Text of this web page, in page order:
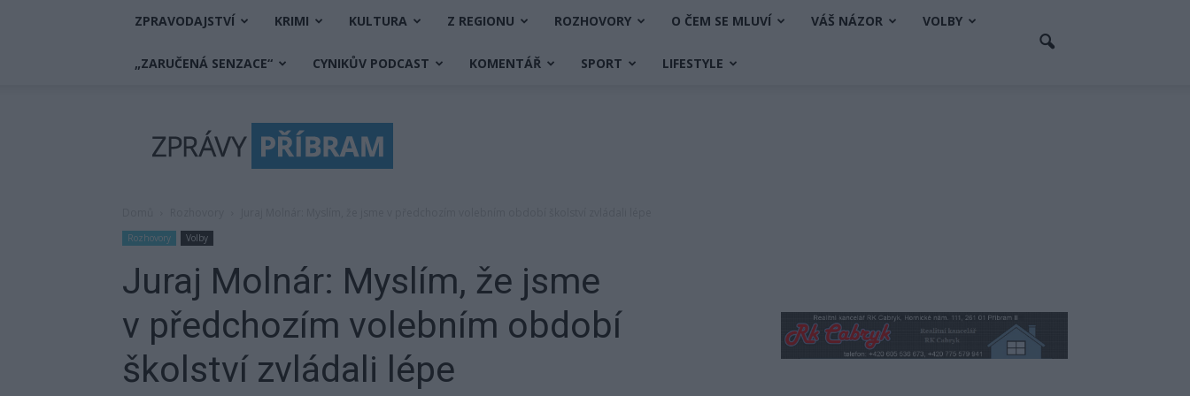
ZPRAVODAJSTVÍ KRIMI KULTURA Z REGIONU ROZHOVORY O ČEM SE MLUVÍ VÁŠ NÁZOR VOLBY
„ZARUČENÁ SENZACE“ CYNIKŮV PODCAST KOMENTÁŘ SPORT LIFESTYLE
Příbram
Rozhovory Volby
Juraj Molnár: Myslím, že jsme
v předchozím volebním období
školství zvládali lépe